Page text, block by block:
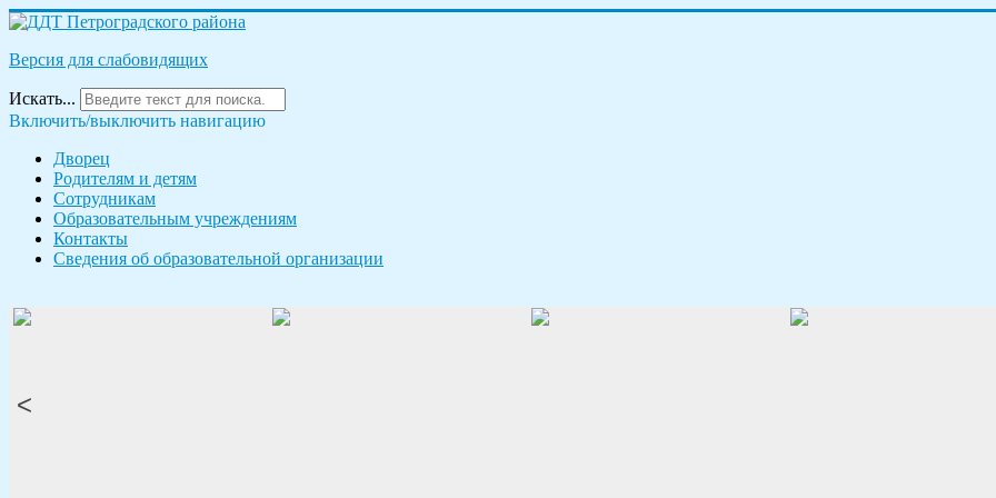
Версия для слабовидящих
Искать...
Включить/выключить навигацию
Дворец
Родителям и детям
Сотрудникам
Образовательным учреждениям
Контакты
Сведения об образовательной организации
<